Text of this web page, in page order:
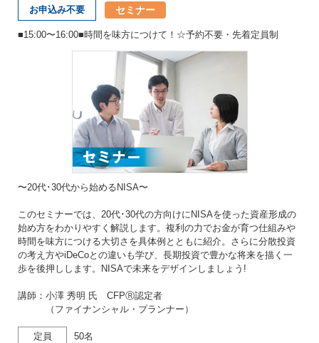
お申込み不要 セミナー
■15:00〜16:00■時間を味方につけて！☆予約不要・先着定員制
〜20代･30代から始めるNISA〜
このセミナーでは、20代･30代の方向けにNISAを使った資産形成の
始め方をわかりやすく解説します。複利の力でお金が育つ仕組みや
時間を味方につける大切さを具体例とともに紹介。さらに分散投資
の考え方やiDeCoとの違いも学び、長期投資で豊かな将来を描く一
歩を後押しします。NISAで未来をデザインしましょう!
講師：小澤 秀明 氏 CFPⓇ認定者
（ファイナンシャル・プランナー）
定員 50名